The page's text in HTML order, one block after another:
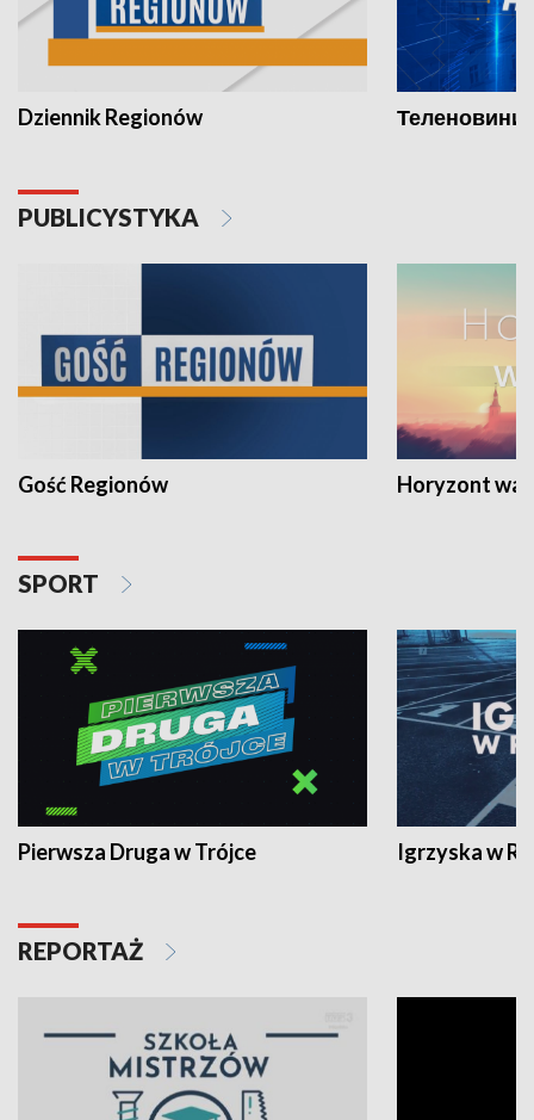
Dziennik Regionów Теленовини
PUBLICYSTYKA
Gość Regionów Horyzont
SPORT
Pierwsza Druga w Trójce Igrzyska w
REPORTAŻ